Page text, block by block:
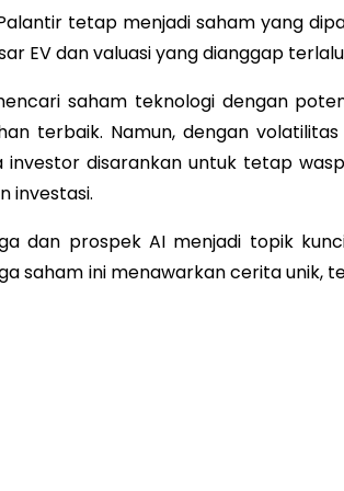
Palantir tetap menjadi saham yang
EV dan valuasi yang dianggap
saham teknologi dengan
terbaik. Namun, dengan
investor disarankan untuk tetap
investasi.
dan prospek AI menjadi topik
saham ini menawarkan cerita unik,